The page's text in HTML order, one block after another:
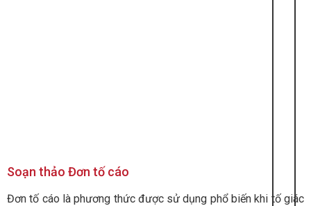
Soạn thảo Đơn tố cáo
Đơn tố cáo là phương thức được sử dụng phổ biến khi tố giác